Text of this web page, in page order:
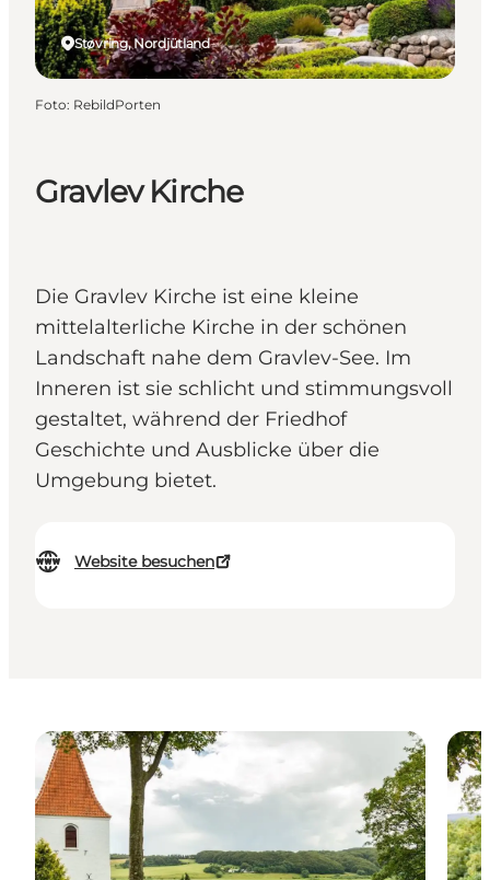
Gravlev Kirche
Die Gravlev Kirche ist eine kleine
mittelalterliche Kirche in der schönen
Landschaft nahe dem Gravlev-See. Im
Inneren ist sie schlicht und stimmungsvoll
gestaltet, während der Friedhof
Geschichte und Ausblicke über die
Umgebung bietet.
Website besuchen
Støvring, Nordjütland
Foto: RebildPorten